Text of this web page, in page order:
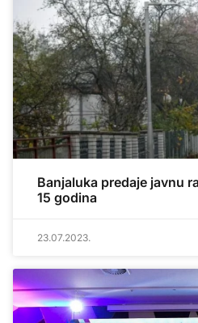
Banjaluka predaje javnu
15 godina
23.07.2023.